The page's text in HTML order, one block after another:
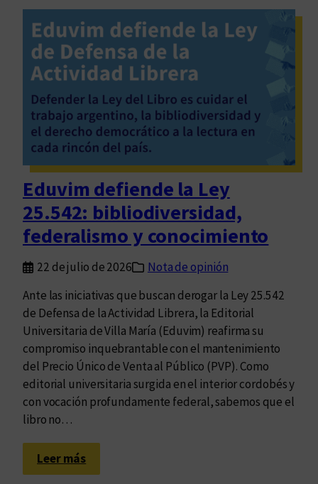
:
s
e
g
u
r
i
d
a
d
y
p
o
l
c
í
a
e
n
C
ó
r
e
r
c
a
d
e
l
b
u
e
n
m
o
r
i
Eduvim defiende la Ley
25.542: bibliodiversidad,
federalismo y conocimiento
22 de julio de 2026
Nota de opinión
Ante las iniciativas que buscan derogar la Ley 25.542
de Defensa de la Actividad Librera, la Editorial
Universitaria de Villa María (Eduvim) reafirma su
compromiso inquebrantable con el mantenimiento
del Precio Único de Venta al Público (PVP). Como
editorial universitaria surgida en el interior cordobés y
con vocación profundamente federal, sabemos que el
libro no…
Leer más:
E